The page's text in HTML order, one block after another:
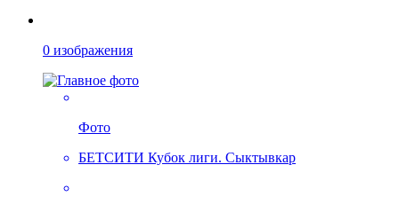
0 изображения
Фото
БЕТСИТИ Кубок лиги. Сыктывкар